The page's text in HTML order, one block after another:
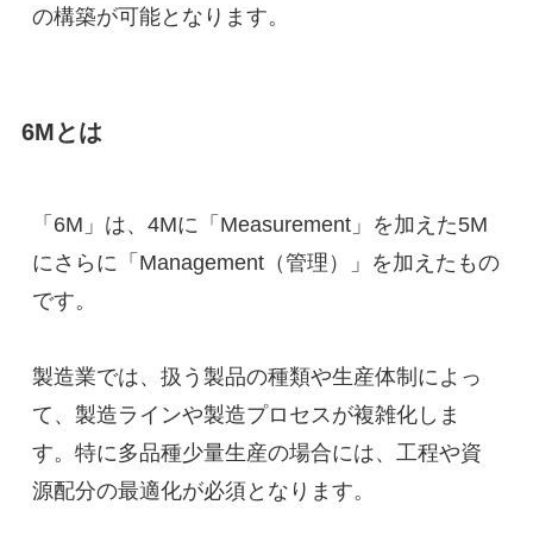
の構築が可能となります。
6Mとは
「6M」は、4Mに「Measurement」を加えた5M
にさらに「Management（管理）」を加えたもの
です。
製造業では、扱う製品の種類や生産体制によっ
て、製造ラインや製造プロセスが複雑化しま
す。特に多品種少量生産の場合には、工程や資
源配分の最適化が必須となります。